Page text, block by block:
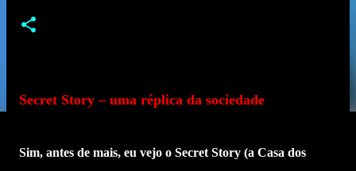
Secret Story – uma réplica da sociedade
Sim, antes de mais, eu vejo o Secret Story (a Casa dos